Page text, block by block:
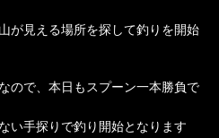
が見える場所を探して釣りを開始
ので、本日もスプーン一本勝負で
い手探りで釣り開始となります